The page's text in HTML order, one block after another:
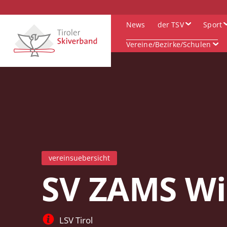
News der TSV Sport
Vereine/Bezirke/Schulen
vereinsuebersicht
SV ZAMS
LSV Tirol